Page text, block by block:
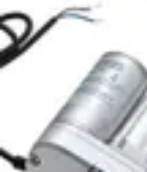
Soluciones Solares
Evaluación y Financiamiento
de Sistemas Solares
Soluciones Solares